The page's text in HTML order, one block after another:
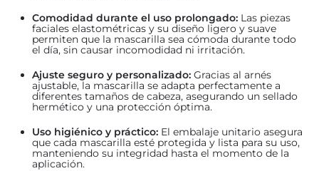
Comodidad durante el uso prolongado: Las piezas
faciales elastométricas y su diseño ligero y suave
permiten que la mascarilla sea cómoda durante todo
el día, sin causar incomodidad ni irritación.
Ajuste seguro y personalizado: Gracias al arnés
ajustable, la mascarilla se adapta perfectamente a
diferentes tamaños de cabeza, asegurando un sellado
hermético y una protección óptima.
Uso higiénico y práctico: El embalaje unitario asegura
que cada mascarilla esté protegida y lista para su uso,
manteniendo su integridad hasta el momento de la
aplicación.